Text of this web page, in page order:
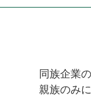
同族企業
親族のみ